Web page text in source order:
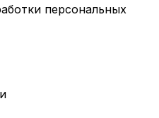
персональных